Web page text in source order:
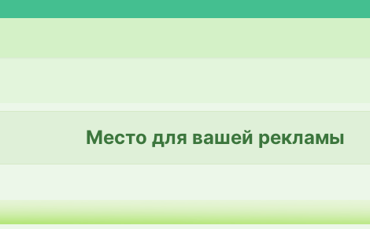
Место для вашей рекламы